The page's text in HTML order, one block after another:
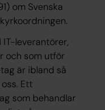
om Svenska
leverantörer,
och som utför
är ibland så
Ett
som behandlar